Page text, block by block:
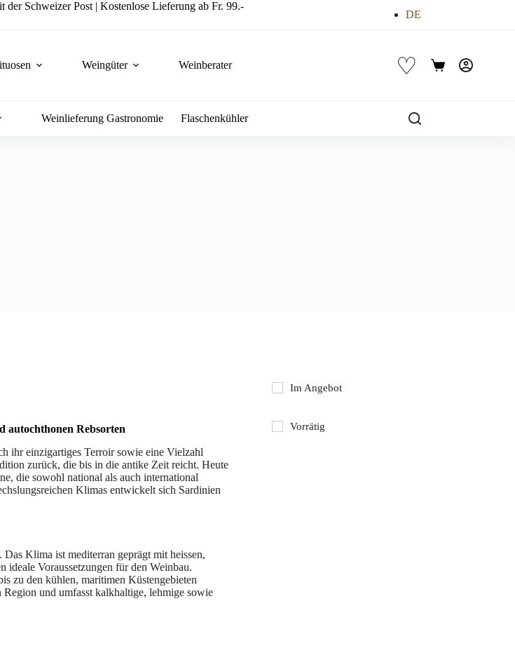
Schweizer Post | Kostenlose Lieferung ab Fr. 99.-
DE
Weingüter Weinberater ♡ Warenkorb
Weinlieferung Gastronomie Flaschenkühler
autochthonen Rebsorten
ihr einzigartiges Terroir sowie eine Vielzahl
zurück, die bis in die antike Zeit reicht. Heute
die sowohl national als auch international
Klimas entwickelt sich Sardinien
Klima ist mediterran geprägt mit heissen,
Voraussetzungen für den Weinbau.
zu den kühlen, maritimen Küstengebieten
und umfasst kalkhaltige, lehmige sowie
Im Angebot
Vorrätig